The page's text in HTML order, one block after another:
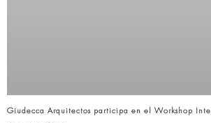
Giudecca Arquitectos participa en el Workshop